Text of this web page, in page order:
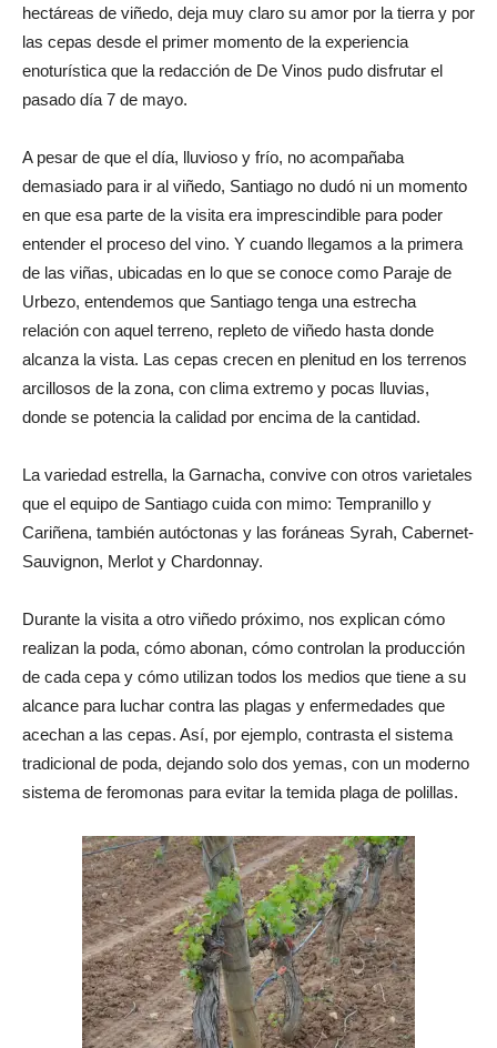
hectáreas de viñedo, deja muy claro su amor por la tierra y por
las cepas desde el primer momento de la experiencia
enoturística que la redacción de De Vinos pudo disfrutar el
pasado día 7 de mayo.
A pesar de que el día, lluvioso y frío, no acompañaba
demasiado para ir al viñedo, Santiago no dudó ni un momento
en que esa parte de la visita era imprescindible para poder
entender el proceso del vino. Y cuando llegamos a la primera
de las viñas, ubicadas en lo que se conoce como Paraje de
Urbezo, entendemos que Santiago tenga una estrecha
relación con aquel terreno, repleto de viñedo hasta donde
alcanza la vista. Las cepas crecen en plenitud en los terrenos
arcillosos de la zona, con clima extremo y pocas lluvias,
donde se potencia la calidad por encima de la cantidad.
La variedad estrella, la Garnacha, convive con otros varietales
que el equipo de Santiago cuida con mimo: Tempranillo y
Cariñena, también autóctonas y las foráneas Syrah, Cabernet-
Sauvignon, Merlot y Chardonnay.
Durante la visita a otro viñedo próximo, nos explican cómo
realizan la poda, cómo abonan, cómo controlan la producción
de cada cepa y cómo utilizan todos los medios que tiene a su
alcance para luchar contra las plagas y enfermedades que
acechan a las cepas. Así, por ejemplo, contrasta el sistema
tradicional de poda, dejando solo dos yemas, con un moderno
sistema de feromonas para evitar la temida plaga de polillas.